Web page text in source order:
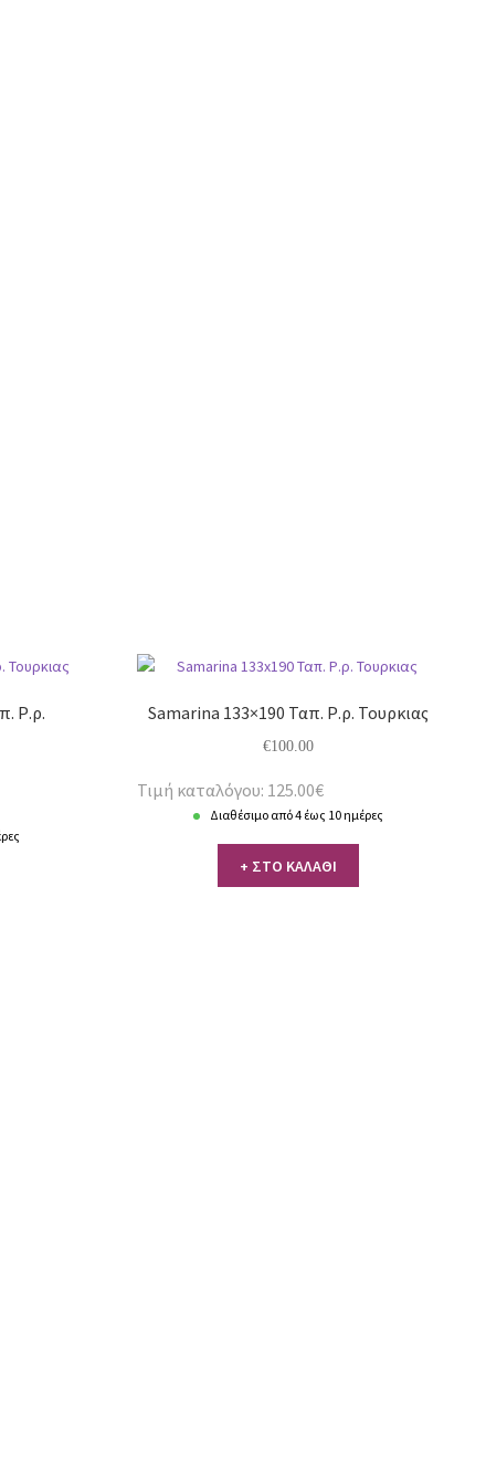
Ρ.ρ.
Samarina 133×190 Ταπ. Ρ.ρ. Τουρκιας
€100.00
Τιμή καταλόγου: 125.00€
Διαθέσιμο από 4 έως 10 ημέρες
+ ΣΤΟ ΚΑΛΑΘΙ